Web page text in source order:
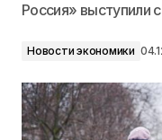
Россия» выступили
Новости экономики